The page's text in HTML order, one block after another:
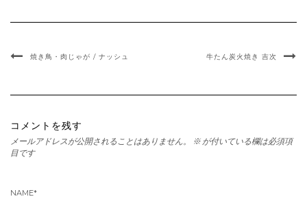
焼き鳥・肉じゃが / ナッシュ 牛たん炭火焼き 吉次
コメントを残す
メールアドレスが公開されることはありません。 ※ が付いている欄は必須項
目です
NAME*